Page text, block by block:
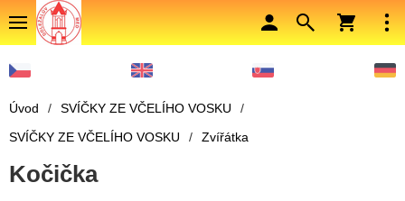
Úvod / SVÍČKY ZE VČELÍHO VOSKU
/
SVÍČKY ZE VČELÍHO VOSKU
/ Zvířátka
Kočička